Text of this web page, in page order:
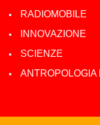
RADIOMOBILE
INNOVAZIONE
SCIENZE
ANTROPOLOGIA